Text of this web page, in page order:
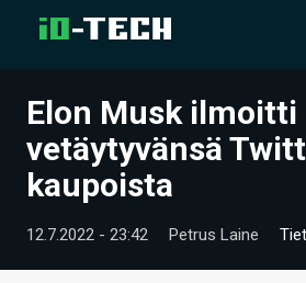
UUTISET
ARTIKKELIT
VIDEOT
TECHBBS
Elon Musk ilmoitti
vetäytyvänsä
kaupoista
12.7.2022 - 23:42 Petrus Laine